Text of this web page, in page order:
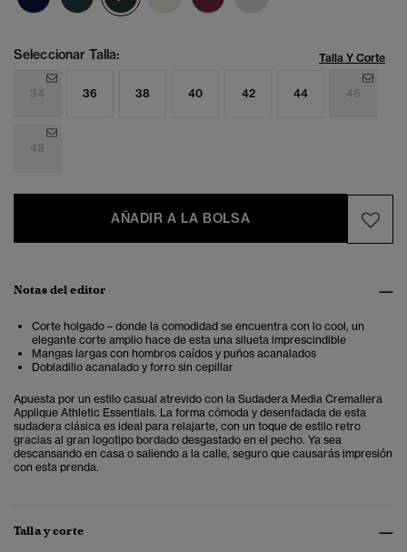
Seleccionar Talla: Talla Y Corte
34 36 38 40 42 44 46
48
AÑADIR A LA BOLSA
Notas del editor
Corte holgado – donde la comodidad se encuentra con lo cool, un
elegante corte amplio hace de esta una silueta imprescindible
Mangas largas con hombros caídos y puños acanalados
Dobladillo acanalado y forro sin cepillar
Apuesta por un estilo casual atrevido con la Sudadera Media Cremallera
Applique Athletic Essentials. La forma cómoda y desenfadada de esta
sudadera clásica es ideal para relajarte, con un toque de estilo retro
gracias al gran logotipo bordado desgastado en el pecho. Ya sea
descansando en casa o saliendo a la calle, seguro que causarás impresión
con esta prenda.
Talla y corte